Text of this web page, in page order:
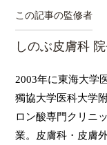
この記事の監修者
しのぶ皮膚科
2003年に東海大学
獨協大学医科大学
ロン酸専門クリニ
業。皮膚科・皮膚